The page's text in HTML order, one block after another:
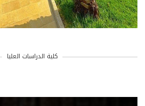
كلية الدراسات العليا